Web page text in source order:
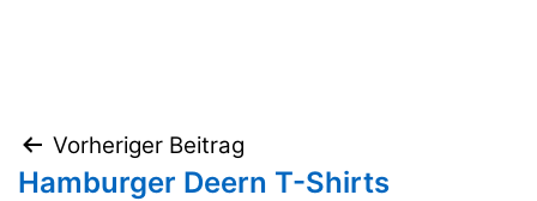
Beitragsnavigation
Vorheriger Beitrag
Hamburger Deern T-Shirts